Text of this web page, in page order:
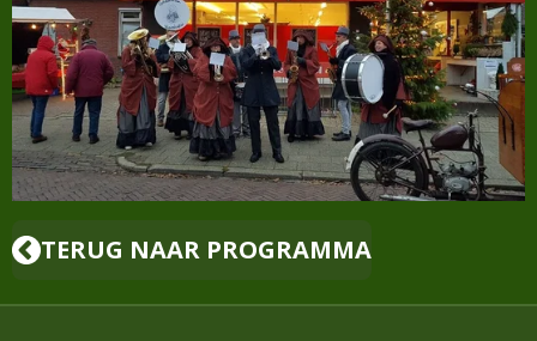
TERUG NAAR PROGRAMMA